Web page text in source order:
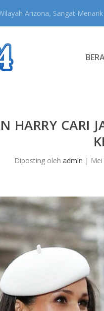
Arizona, Sangat
HARRY CARI
Diposting olehadmin |